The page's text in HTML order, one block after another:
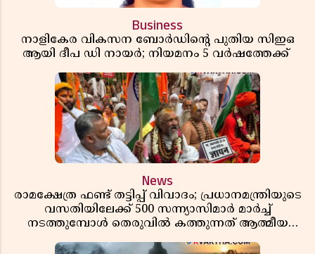
Business
നാളികേര വികസന ബോർഡിൻ്റെ പുതിയ സിഇഒ
ആയി ദീപ ഡി നായർ; നിയമനം 5 വർഷത്തേക്ക് ​​​​​​​
News
രാമക്ഷേത്ര ഫണ്ട് തട്ടിപ്പ് വിവാദം; പ്രധാനമന്ത്രിയുടെ
വസതിയിലേക്ക് 500 സന്ന്യാസിമാർ മാർച്ച്
നടത്തുമ്പോൾ തെരുവിൽ കത്തുന്നത് ആത്മീയ